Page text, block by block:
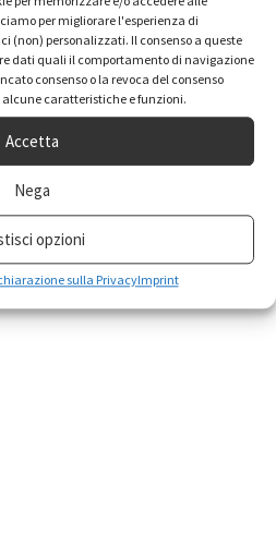
per migliorare l'esperienza di
(non) personalizzati. Il consenso a queste
dati quali il comportamento di navigazione
consenso o la revoca del consenso
caratteristiche e funzioni.
Accetta
Nega
opzioni
sulla PrivacyImprint